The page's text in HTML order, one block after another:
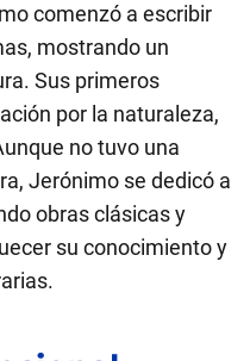
comenzó a escribir
mostrando un
Sus primeros
por la naturaleza,
no tuvo una
Jerónimo se dedicó a
obras clásicas y
su conocimiento y